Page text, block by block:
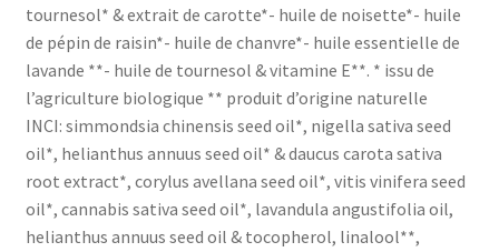
tournesol* & extrait de carotte*- huile de noisette*- huile
de pépin de raisin*- huile de chanvre*- huile essentielle de
lavande **- huile de tournesol & vitamine E**. * issu de
l’agriculture biologique ** produit d’origine naturelle
INCI: simmondsia chinensis seed oil*, nigella sativa seed
oil*, helianthus annuus seed oil* & daucus carota sativa
root extract*, corylus avellana seed oil*, vitis vinifera seed
oil*, cannabis sativa seed oil*, lavandula angustifolia oil,
helianthus annuus seed oil & tocopherol, linalool**,